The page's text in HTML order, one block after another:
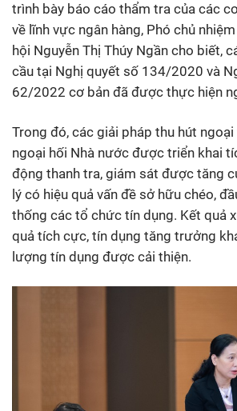
trình bày báo cáo thẩm tra của các
về lĩnh vực ngân hàng, Phó chủ
hội Nguyễn Thị Thúy Ngần cho biết,
cầu tại Nghị quyết số 134/2020 và
62/2022 cơ bản đã được thực hiện
Trong đó, các giải pháp thu hút
ngoại hối Nhà nước được triển khai
động thanh tra, giám sát được tăng
lý có hiệu quả vấn đề sở hữu chéo,
thống các tổ chức tín dụng. Kết quả
quả tích cực, tín dụng tăng trưởng
lượng tín dụng được cải thiện.